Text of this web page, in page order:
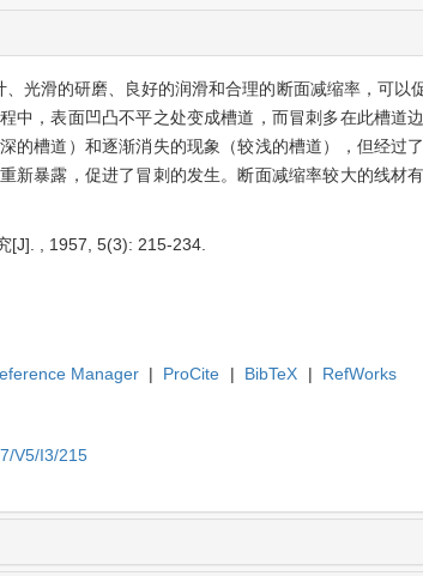
光滑的研磨、良好的润滑和合理的断面减缩率，可以
，表面凹凸不平之处变成槽道，而冒刺多在此槽道
的槽道）和逐渐消失的现象（较浅的槽道），但经过
暴露，促进了冒刺的发生。断面减缩率较大的线材
[J]. , 1957, 5(3): 215-234.
Manager | ProCite | BibTeX | RefWorks
V5/I3/215